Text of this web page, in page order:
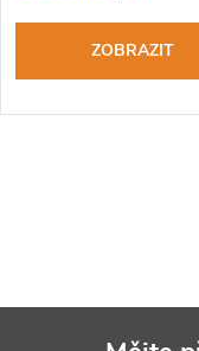
ZOBRAZIT